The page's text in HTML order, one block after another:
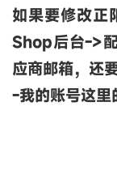
如果要修改正
Shop后台->
应商邮箱，还
-我的账号这里